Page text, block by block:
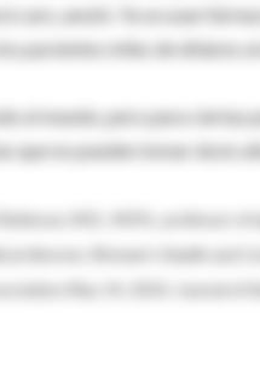
caro, anotó. Ya se usan
pacientes miles de dólares al
el mundo, pero para
que no pueden tomar dosis
Robinson, M.D., M.P.H., professor